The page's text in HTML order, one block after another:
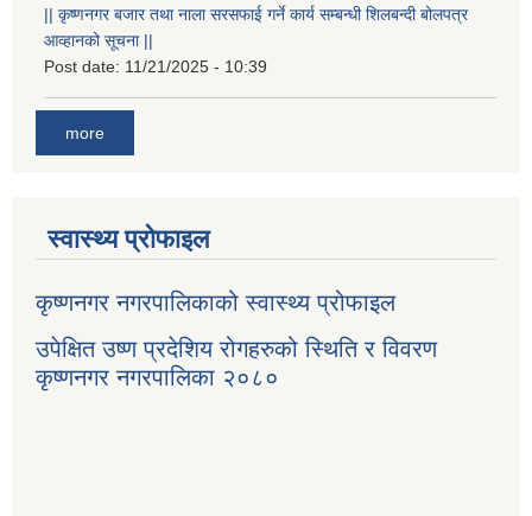
|| कृष्णनगर बजार तथा नाला सरसफाई गर्ने कार्य सम्बन्धी शिलबन्दी बोलपत्र
आव्हानको सूचना ||
Post date: 11/21/2025 - 10:39
more
स्वास्थ्य प्रोफाइल
कृष्णनगर नगरपालिकाको स्वास्थ्य प्रोफाइल
उपेक्षित उष्ण प्रदेशिय रोगहरुको स्थिति र विवरण
कृष्णनगर नगरपालिका २०८०